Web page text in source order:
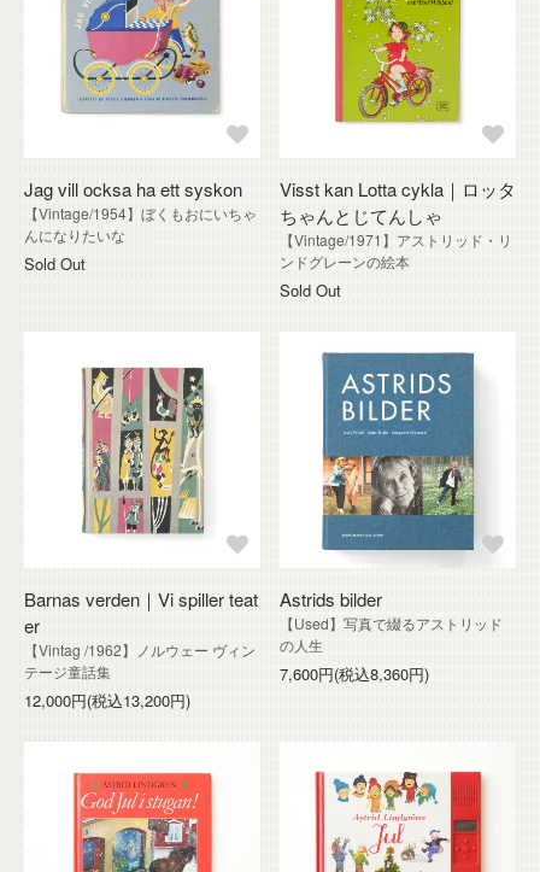
Jag vill ocksa ha ett syskon
【Vintage/1954】ぼくもおにいちゃ
んになりたいな
Sold Out
Visst kan Lotta cykla｜ロッタ
ちゃんとじてんしゃ
【Vintage/1971】アストリッド・リ
ンドグレーンの絵本
Sold Out
Barnas verden｜Vi spiller teat
er
【Vintag /1962】ノルウェー ヴィン
テージ童話集
12,000円(税込13,200円)
Astrids bilder
【Used】写真で綴るアストリッド
の人生
7,600円(税込8,360円)